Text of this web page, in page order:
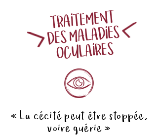
TRAITEMENT
DES MALADIES
OCULAIRES
« La cécité peut être stoppée,
voire guérie »